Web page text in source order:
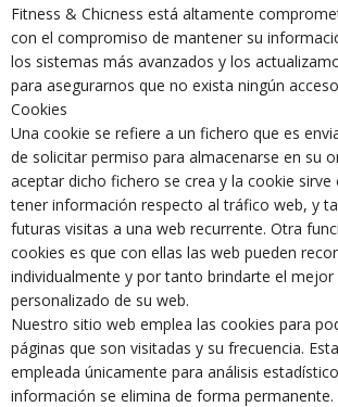
Fitness & Chicness está altamente
con el compromiso de mantener su
los sistemas más avanzados y los
para asegurarnos que no exista ningún
Cookies
Una cookie se refiere a un fichero que es
de solicitar permiso para almacenarse en su
aceptar dicho fichero se crea y la cookie sirve
tener información respecto al tráfico web, y
futuras visitas a una web recurrente. Otra
cookies es que con ellas las web pueden
individualmente y por tanto brindarte el mejor
personalizado de su web.
Nuestro sitio web emplea las cookies para
páginas que son visitadas y su frecuencia.
empleada únicamente para análisis
información se elimina de forma permanente.